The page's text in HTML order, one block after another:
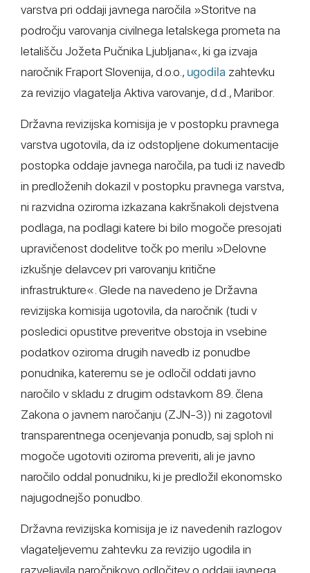
varstva pri oddaji javnega naročila »Storitve na
področju varovanja civilnega letalskega prometa na
letališču Jožeta Pučnika Ljubljana«, ki ga izvaja
naročnik Fraport Slovenija, d.o.o., ugodila zahtevku
za revizijo vlagatelja Aktiva varovanje, d.d., Maribor.
Državna revizijska komisija je v postopku pravnega
varstva ugotovila, da iz odstopljene dokumentacije
postopka oddaje javnega naročila, pa tudi iz navedb
in predloženih dokazil v postopku pravnega varstva,
ni razvidna oziroma izkazana kakršnakoli dejstvena
podlaga, na podlagi katere bi bilo mogoče presojati
upravičenost dodelitve točk po merilu »Delovne
izkušnje delavcev pri varovanju kritične
infrastrukture«. Glede na navedeno je Državna
revizijska komisija ugotovila, da naročnik (tudi v
posledici opustitve preveritve obstoja in vsebine
podatkov oziroma drugih navedb iz ponudbe
ponudnika, kateremu se je odločil oddati javno
naročilo v skladu z drugim odstavkom 89. člena
Zakona o javnem naročanju (ZJN-3)) ni zagotovil
transparentnega ocenjevanja ponudb, saj sploh ni
mogoče ugotoviti oziroma preveriti, ali je javno
naročilo oddal ponudniku, ki je predložil ekonomsko
najugodnejšo ponudbo.
Državna revizijska komisija je iz navedenih razlogov
vlagateljevemu zahtevku za revizijo ugodila in
razveljavila naročnikovo odločitev o oddaji javnega